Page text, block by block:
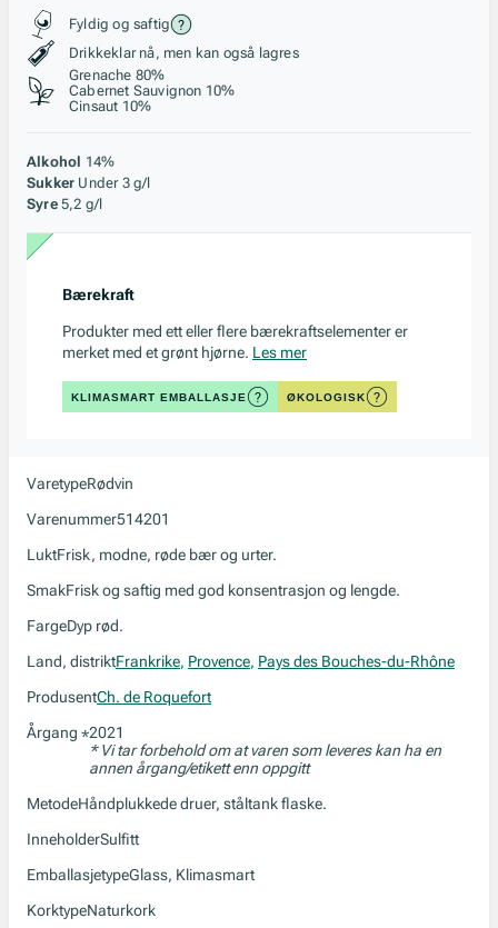
Stil, lagring og råstoff
Fyldig og saftig
Drikkeklar nå, men kan også lagres
Grenache 80%
Cabernet Sauvignon 10%
Cinsaut 10%
Alkohol 14%
Sukker Under 3 g/l
Syre 5,2 g/l
Bærekraft
Produkter med ett eller flere bærekraftselementer er
merket med et grønt hjørne. Les mer
KLIMASMART EMBALLASJE ØKOLOGISK
VaretypeRødvin
Varenummer514201
LuktFrisk, modne, røde bær og urter.
SmakFrisk og saftig med god konsentrasjon og lengde.
FargeDyp rød.
Land, distriktFrankrike, Provence, Pays des Bouches-du-Rhône
ProdusentCh. de Roquefort
Årgang *2021
* Vi tar forbehold om at varen som leveres kan ha en
annen årgang/etikett enn oppgitt
MetodeHåndplukkede druer, ståltank flaske.
InneholderSulfitt
EmballasjetypeGlass, Klimasmart
KorktypeNaturkork